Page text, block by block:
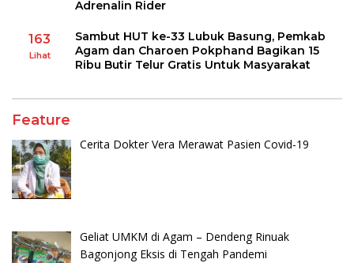
Adrenalin Rider
163
Lihat
Sambut HUT ke-33 Lubuk Basung, Pemkab
Agam dan Charoen Pokphand Bagikan 15
Ribu Butir Telur Gratis Untuk Masyarakat
Feature
Cerita Dokter Vera Merawat Pasien Covid-19
Geliat UMKM di Agam – Dendeng Rinuak
Bagonjong Eksis di Tengah Pandemi